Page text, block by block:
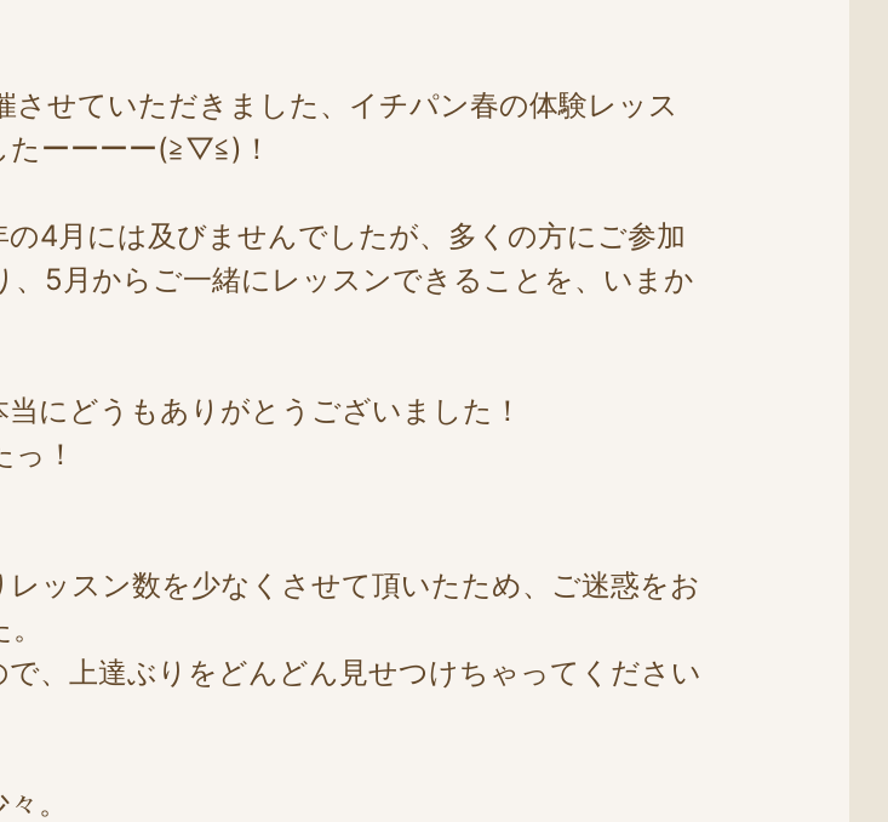
せていただきました、イチパン春の体験レッス
ーーーー(≧▽≦)！
4月には及びませんでしたが、多くの方にご参加
5月からご一緒にレッスンできることを、いまか
にどうもありがとうございました！
！
ッスン数を少なくさせて頂いたため、ご迷惑をお
、上達ぶりをどんどん見せつけちゃってください
。